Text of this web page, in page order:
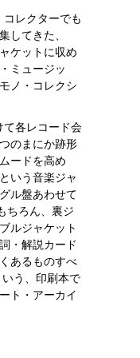
レクターでも
してきた、
ケットに収め
ミュージッ
ノ・コレクシ
て各レコード会
のまにか跡形
ードを高め
いう音楽ジャ
ル盤あわせて
ちろん、裏ジ
ルジャケット
・解説カード
あるものすべ
う、印刷本で
ト・アーカイ